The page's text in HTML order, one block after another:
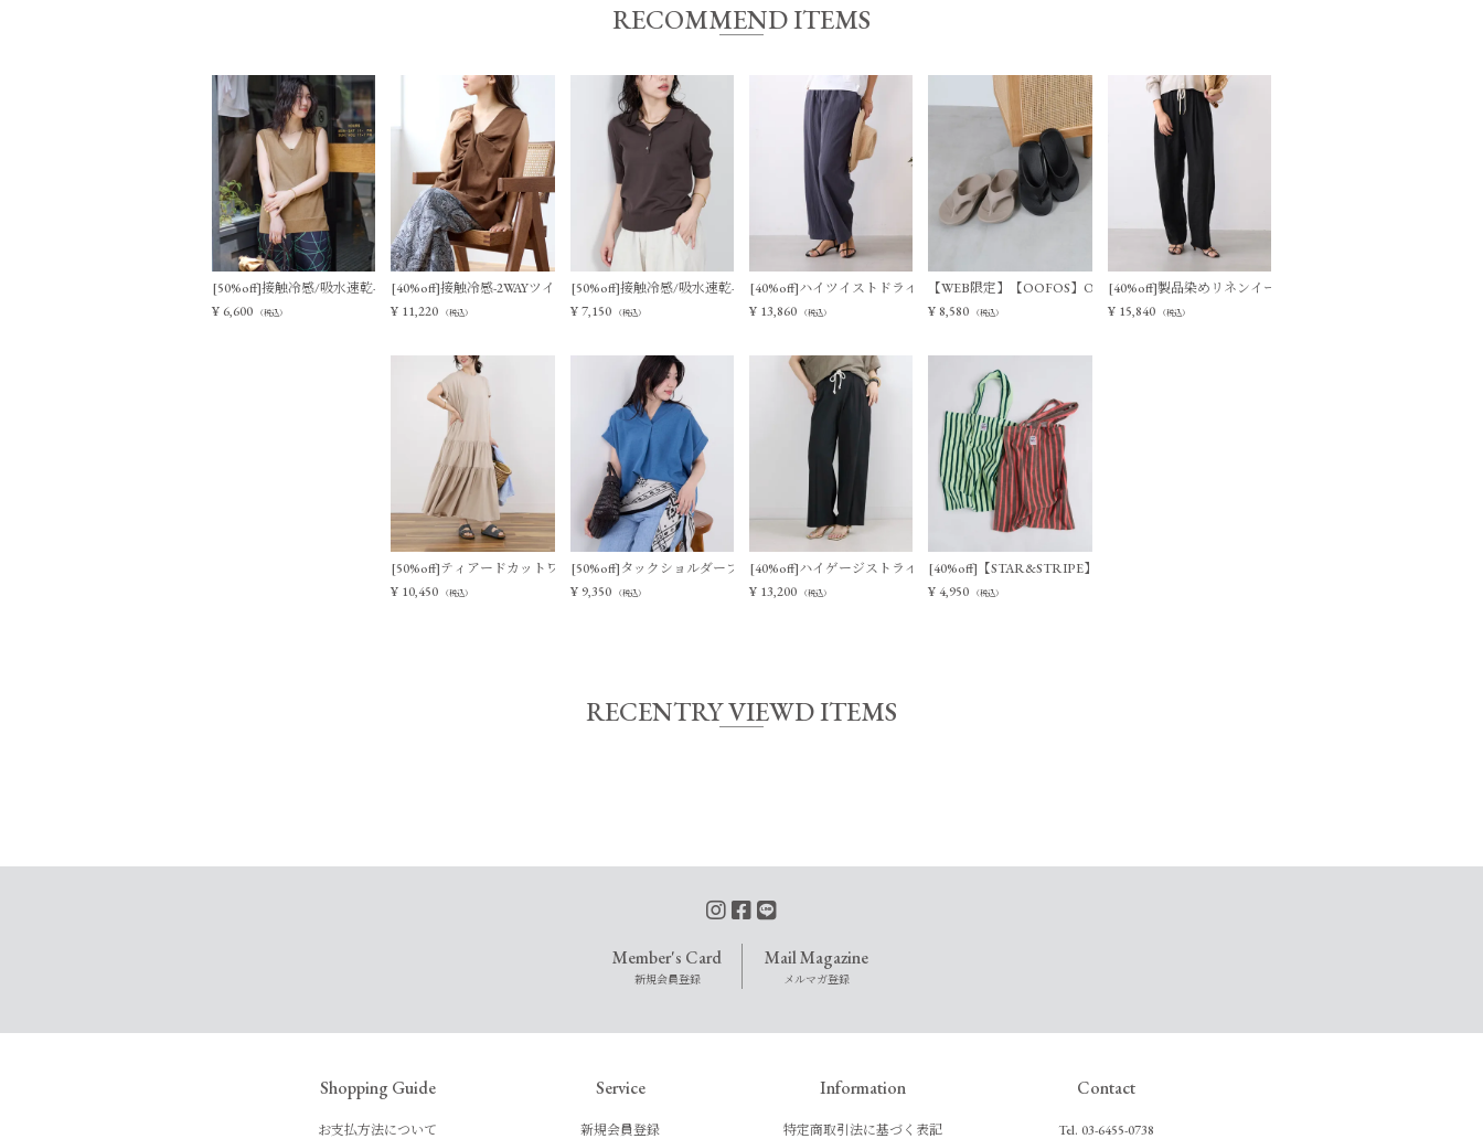
RECOMMEND ITEMS
[50%off]接触冷感/吸水速乾-シアーVネックニットベスト
¥6,600 （税込）
[40%off]接触冷感-2WAYツイストノースリーブブラウス
¥ 11,220 （税込）
[50%off]接触冷感/吸水速乾-サマーポロニット
¥ 7,150 （税込）
[40%off]ハイツイストドライタッチイージーパンツ
¥ 13,860 （税込）
【WEB限定】【OOFOS】Ooriginal リカバリーサンダル
¥ 8,580 （税込）
[40%off]製品染めリネンイージーパンツ
¥ 15,840 （税込）
[50%off]ティアードカットワンピース
¥ 10,450 （税込）
[50%off]タックショルダーブラウス
¥ 9,350 （税込）
[40%off]ハイゲージストライプイージーパンツ
¥ 13,200 （税込）
[40%off]【STAR&STRIPE】ストライプトートバッグ
¥ 4,950 （税込）
RECENTRY VIEWD ITEMS
Member's Card
新規会員登録
Mail Magazine
メルマガ登録
Shopping Guide
お支払方法について
Service
新規会員登録
Information
特定商取引法に基づく表記
Contact
Tel. 03-6455-0738